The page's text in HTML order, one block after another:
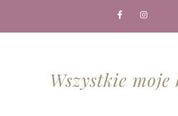
Wszystkie